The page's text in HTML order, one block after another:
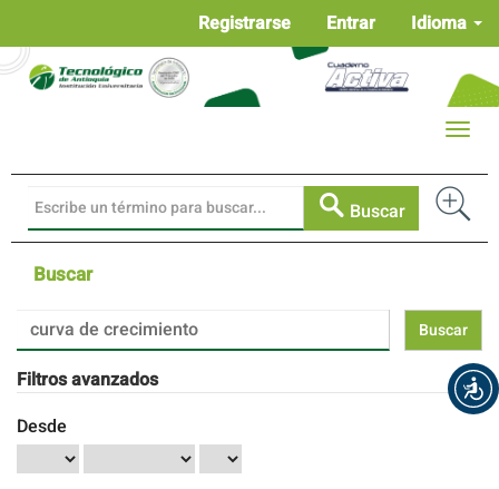
Contenido
principal
Idioma
Registrarse Entrar
Buscar
Toggle
Buscar
Buscar
artículos
por
Filtros avanzados
Desde